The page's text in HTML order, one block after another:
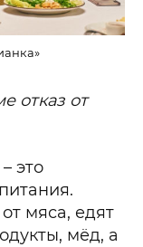
отказ от
это
мяса, едят
мёд, а